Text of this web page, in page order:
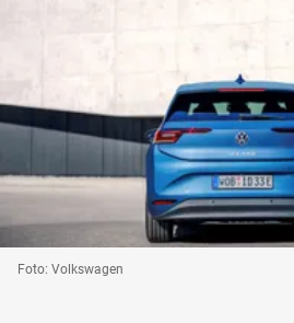
Foto: Volkswagen